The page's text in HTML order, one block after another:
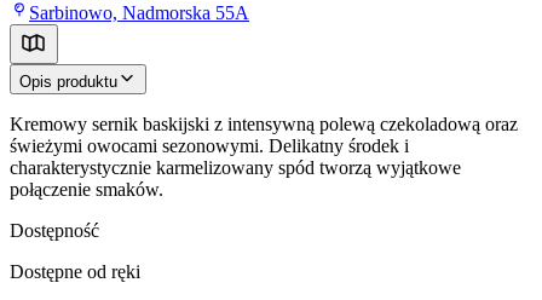
Sarbinowo, Nadmorska 55A
Opis produktu
Kremowy sernik baskijski z intensywną polewą czekoladową oraz
świeżymi owocami sezonowymi. Delikatny środek i
charakterystycznie karmelizowany spód tworzą wyjątkowe
połączenie smaków.
Dostępność
Dostępne od ręki